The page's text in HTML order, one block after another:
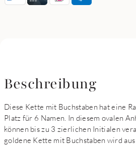
Beschreibung
Diese Kette mit Buchstaben hat eine
Platz für 6 Namen. In diesem ovalen
können bis zu 3 zierlichen Initialen
goldene Kette mit Buchstaben wird